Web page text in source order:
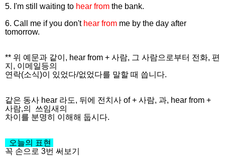
5. I'm still waiting to hear from the bank.
6. Call me if you don't hear from me by the day after
tomorrow.
** 위 예문과 같이, hear from + 사람, 그 사람으로부터 전화, 편
지, 이메일등의
연락(소식)이 있었다/없었다를 말할 때 씁니다.
같은 동사 hear 라도, 뒤에 전치사 of + 사람, 과, hear from +
사람,의 쓰임새의
차이를 분명히 이해해 둡시다.
오늘의 표현
꼭 손으로 3번 써보기